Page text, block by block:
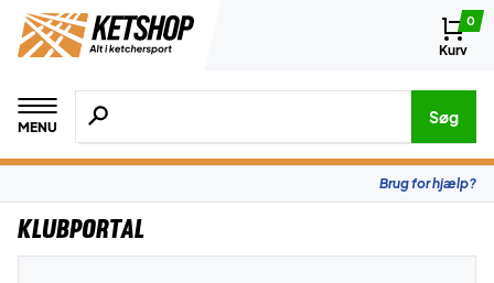
0
Kurv
MENU
Søg efter produkter, mærker etc.
Søg
Brug for hjælp?
Klubportal